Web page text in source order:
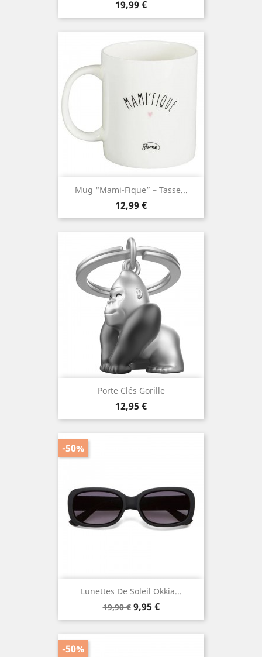
Prix
19,99 €
Mug “Mami-Fique” – Tasse...
Prix
12,99 €
Porte Clés Gorille
Prix
12,95 €
Lunettes De Soleil Okkia...
Prix
de
19,90 € Prix
9,95 €
-50%
-50%